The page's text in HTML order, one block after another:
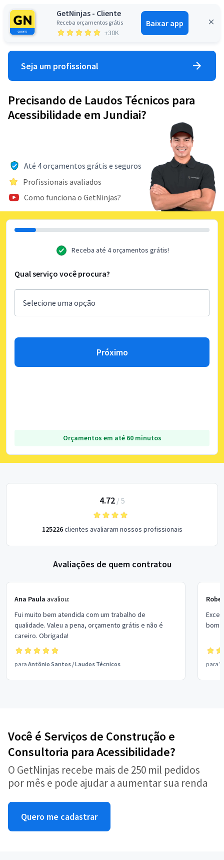
GetNinjas - Cliente
Receba orçamentos grátis
+30K
Baixar app
Entrar
Seja um profissional
Precisando de Laudos Técnicos para
Acessibilidade em Jundiai?
Até 4 orçamentos grátis e seguros
Profissionais avaliados
Como funciona o GetNinjas?
Receba até 4 orçamentos grátis!
Qual serviço você procura?
Próximo
Orçamentos em até 60 minutos
4.72/ 5
125226clientes avaliaram nossos profissionais
Avaliações de quem contratou
Ana Paula avaliou:
Fui muito bem atendida com um trabalho de
qualidade. Valeu a pena, orçamento grátis e não é
careiro. Obrigada!
para Antônio Santos /Laudos Técnicos
bom
para
Você é Serviços de Construção e
Consultoria para Acessibilidade?
O GetNinjas recebe mais de 250 mil pedidos
por mês e pode ajudar a aumentar sua renda
Quero me cadastrar